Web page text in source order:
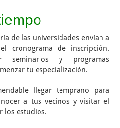
de las universidades envían a
cronograma de inscripción.
seminarios y programas
tu especialización.
llegar temprano para
a tus vecinos y visitar el
los estudios.